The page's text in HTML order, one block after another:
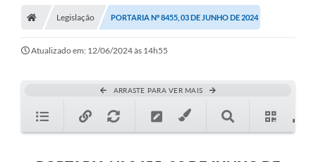
Legislação PORTARIA Nº 8455, 03 DE JUNHO DE 2024
Atualizado em: 12/06/2024 às 14h55
ARRASTE PARA VER MAIS